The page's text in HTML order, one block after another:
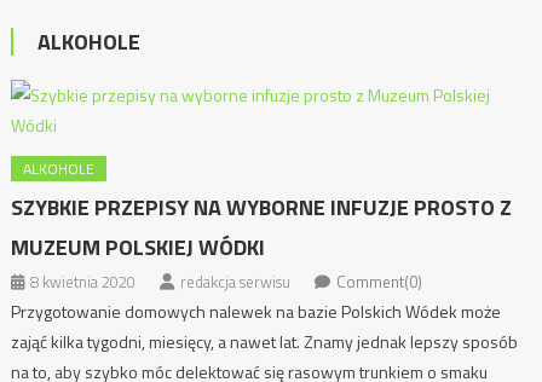
ALKOHOLE
ALKOHOLE
SZYBKIE PRZEPISY NA WYBORNE INFUZJE PROSTO Z
MUZEUM POLSKIEJ WÓDKI
8 kwietnia 2020 redakcja serwisu Comment(0)
Przygotowanie domowych nalewek na bazie Polskich Wódek może
zająć kilka tygodni, miesięcy, a nawet lat. Znamy jednak lepszy sposób
na to, aby szybko móc delektować się rasowym trunkiem o smaku